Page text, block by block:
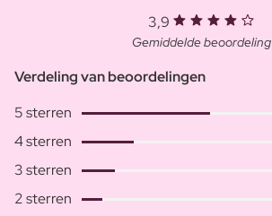
3,9
Gemiddelde beoordeling
Verdeling van beoordelingen
5 sterren
4 sterren
3 sterren
2 sterren